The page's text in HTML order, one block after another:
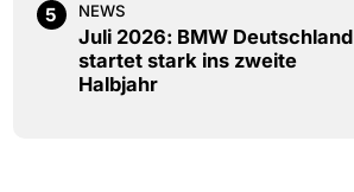
5 NEWS
Juli 2026: BMW Deutschland
startet stark ins zweite
Halbjahr